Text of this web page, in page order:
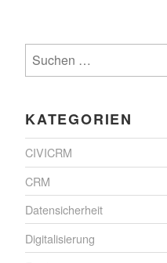
nach:
KATEGORIEN
CIVICRM
CRM
Datensicherheit
Digitalisierung